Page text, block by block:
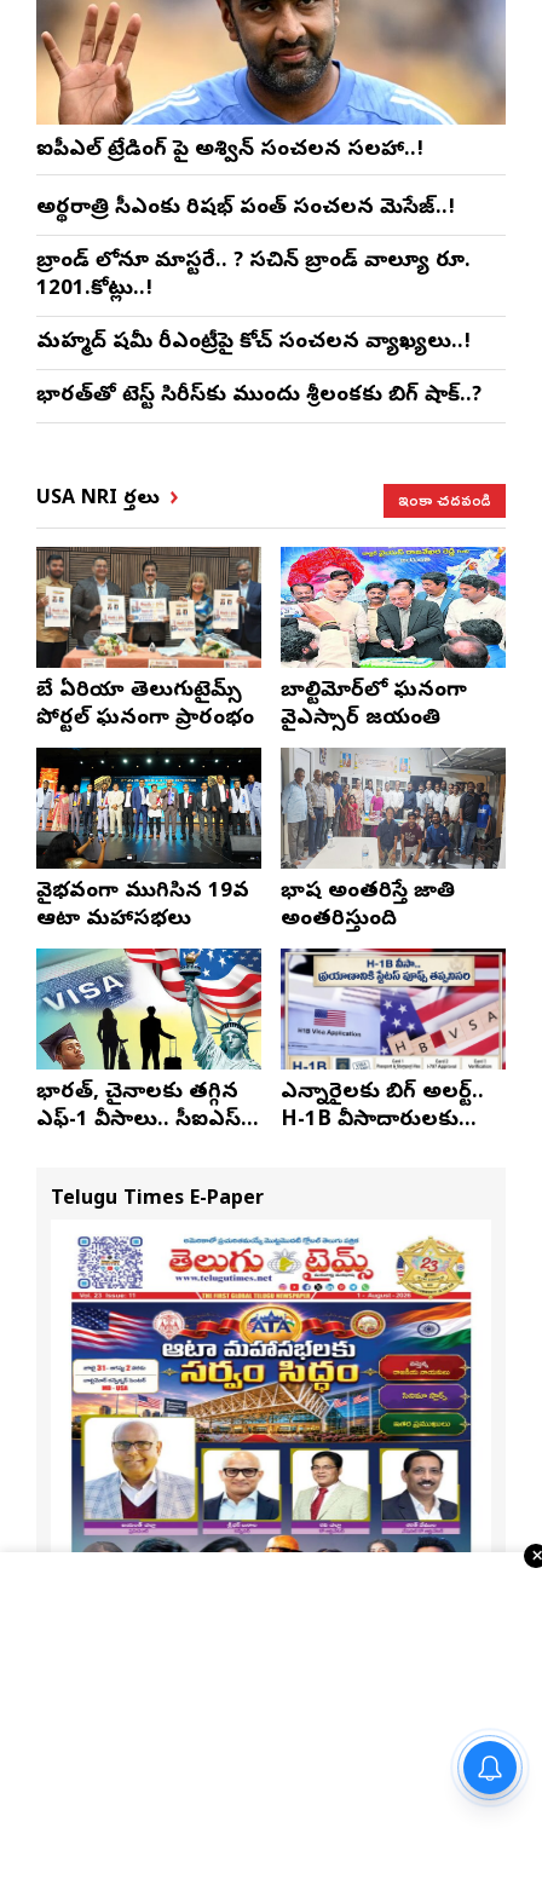
ఐపీఎల్ ట్రేడింగ్ పై అశ్విన్ సంచలన సలహా..!
అర్థరాత్రి సీఎంకు రిషభ్ పంత్ సంచలన మెసేజ్..!
బ్రాండ్ లోనూ మాస్టరే.. ? సచిన్ బ్రాండ్ వాల్యూ రూ.
1201.కోట్లు..!
మహ్మద్ షమీ రీఎంట్రీపై కోచ్ సంచలన వ్యాఖ్యలు..!
భారత్‌తో టెస్ట్ సిరీస్‌కు ముందు శ్రీలంకకు బిగ్ షాక్..?
USA NRI వార్తలు ఇంకా చదవండి
బే ఏరియా తెలుగుటైమ్స్
పోర్టల్ ఘనంగా ప్రారంభం
బాల్టిమోర్‌లో ఘనంగా
వైఎస్సార్‌ జయంతి
వైభవంగా ముగిసిన 19వ
ఆటా మహాసభలు
భాష అంతరిస్తే జాతి
అంతరిస్తుంది
భారత్, చైనాలకు తగ్గిన
ఎఫ్-1 వీసాలు.. సీఐఎస్
ఎన్నారైలకు బిగ్ అలర్ట్..
H-1B వీసాదారులకు
Telugu Times E-Paper